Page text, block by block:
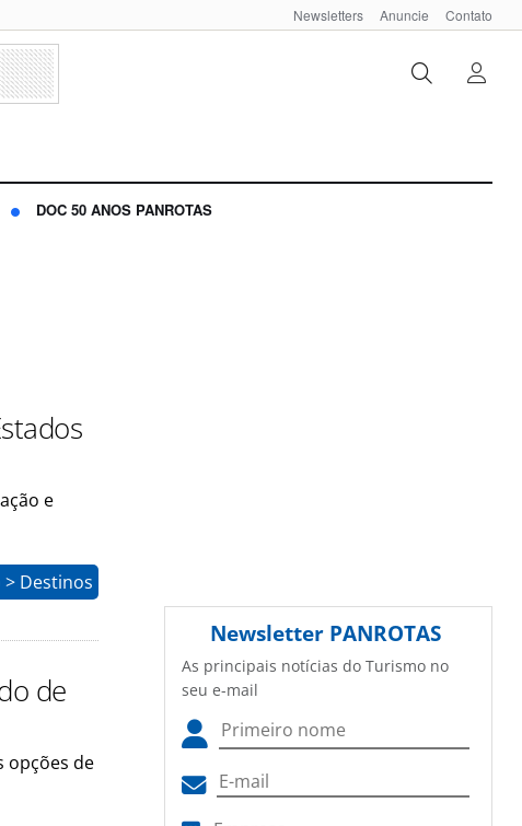
Newsletters Anuncie Contato
DOC 50 ANOS PANROTAS
e
Destinos
de
opções de
Newsletter PANROTAS
As principais notícias do Turismo no
seu e-mail